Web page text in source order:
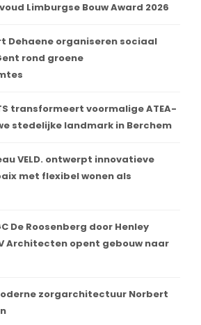
Limburgse Bouw Award 2026
Dehaene organiseren sociaal
rond groene
transformeert voormalige ATEA-
stedelijke landmark in Berchem
VELD. ontwerpt innovatieve
met flexibel wonen als
De Roosenberg door Henley
Architecten opent gebouw naar
zorgarchitectuur Norbert